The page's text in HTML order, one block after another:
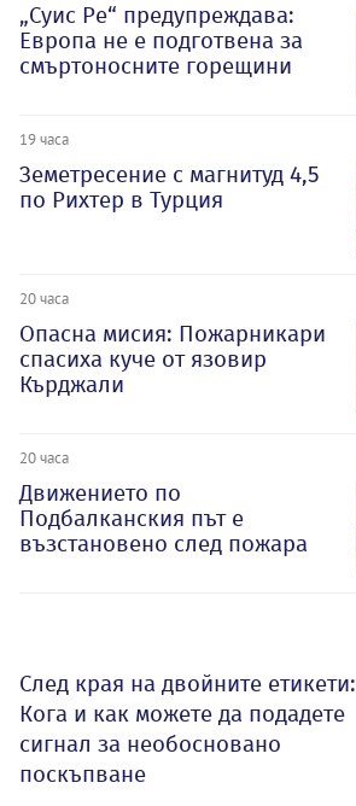
„Суис Ре“ предупреждава:
Европа не е подготвена за
смъртоносните горещини
19 часа
Земетресение с магнитуд 4,5
по Рихтер в Турция
20 часа
Опасна мисия: Пожарникари
спасиха куче от язовир
Кърджали
20 часа
Движението по
Подбалканския път е
възстановено след пожара
След края на двойните етикети:
Кога и как можете да подадете
сигнал за необосновано
поскъпване